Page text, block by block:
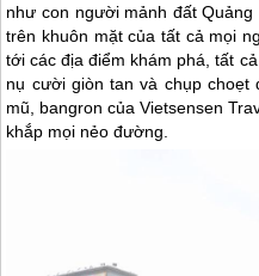
như con người mảnh đất
trên khuôn mặt của tất cả mọi
tới các địa điểm khám phá, tất
nụ cười giòn tan và chụp choẹt
mũ, bangron của Vietsensen
khắp mọi nẻo đường.